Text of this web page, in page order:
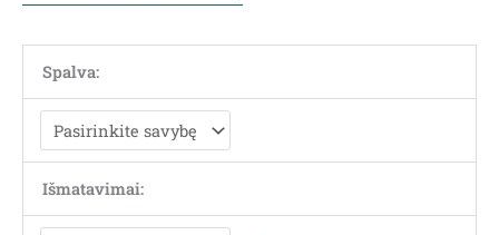
Spalva:
Išmatavimai: